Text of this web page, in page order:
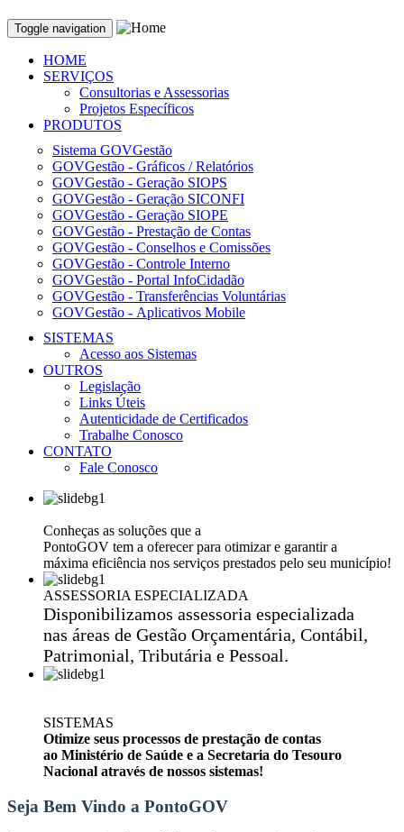
Toggle navigation
HOME
SERVIÇOS
Consultorias e Assessorias
Projetos Específicos
PRODUTOS
Sistema GOVGestão
GOVGestão - Gráficos / Relatórios
GOVGestão - Geração SIOPS
GOVGestão - Geração SICONFI
GOVGestão - Geração SIOPE
GOVGestão - Prestação de Contas
GOVGestão - Conselhos e Comissões
GOVGestão - Controle Interno
GOVGestão - Portal InfoCidadão
GOVGestão - Transferências Voluntárias
GOVGestão - Aplicativos Mobile
SISTEMAS
Acesso aos Sistemas
OUTROS
Legislação
Links Úteis
Autenticidade de Certificados
Trabalhe Conosco
CONTATO
Fale Conosco
Conheças as soluções que a
PontoGOV tem a oferecer para otimizar e garantir a
máxima eficiência nos serviços prestados pelo seu município!
ASSESSORIA ESPECIALIZADA
Disponibilizamos assessoria especializada
nas áreas de Gestão Orçamentária, Contábil,
Patrimonial, Tributária e Pessoal.
SISTEMAS
Otimize seus processos de prestação de contas
ao Ministério de Saúde e a Secretaria do Tesouro
Nacional através de nossos sistemas!
Seja Bem Vindo a PontoGOV